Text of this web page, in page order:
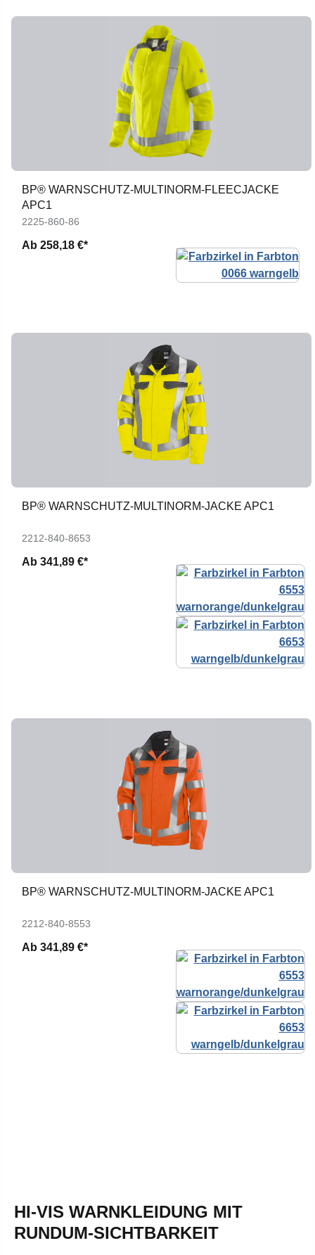
BP® WARNSCHUTZ-MULTINORM-FLEECJACKE
APC1
2225-860-86
Ab 258,18 €*
BP® WARNSCHUTZ-MULTINORM-JACKE APC1
2212-840-8653
Ab 341,89 €*
BP® WARNSCHUTZ-MULTINORM-JACKE APC1
2212-840-8553
Ab 341,89 €*
HI-VIS WARNKLEIDUNG MIT
RUNDUM-SICHTBARKEIT